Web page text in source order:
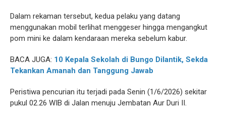
Dalam rekaman tersebut, kedua pelaku yang datang
menggunakan mobil terlihat menggeser hingga mengangkut
pom mini ke dalam kendaraan mereka sebelum kabur.
BACA JUGA: 10 Kepala Sekolah di Bungo Dilantik, Sekda
Tekankan Amanah dan Tanggung Jawab
Peristiwa pencurian itu terjadi pada Senin (1/6/2026) sekitar
pukul 02.26 WIB di Jalan menuju Jembatan Aur Duri II.